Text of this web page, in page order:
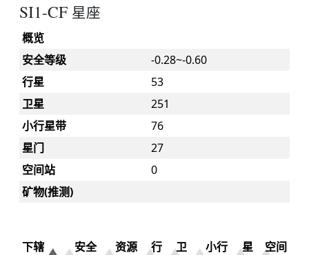
SI1-CF 星座
概览
安全等级
-0.28~-0.60
行星
53
卫星
251
小行星带
76
星门
27
空间站
0
矿物(推测)
下辖
安全
资源
行
卫
小行
星
空间